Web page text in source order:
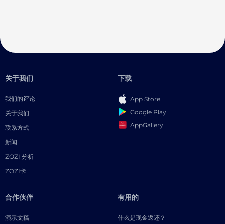
关于我们
我们的评论
关于我们
联系方式
新闻
ZOZI 分析
ZOZI卡
下载
App Store
Google Play
AppGallery
合作伙伴
演示文稿
有用的
什么是现金返还？